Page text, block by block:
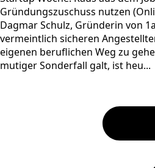
Gründungszuschuss nutzen
Dagmar Schulz, Gründerin von
vermeintlich sicheren
eigenen beruflichen Weg zu
mutiger Sonderfall galt, ist heu...